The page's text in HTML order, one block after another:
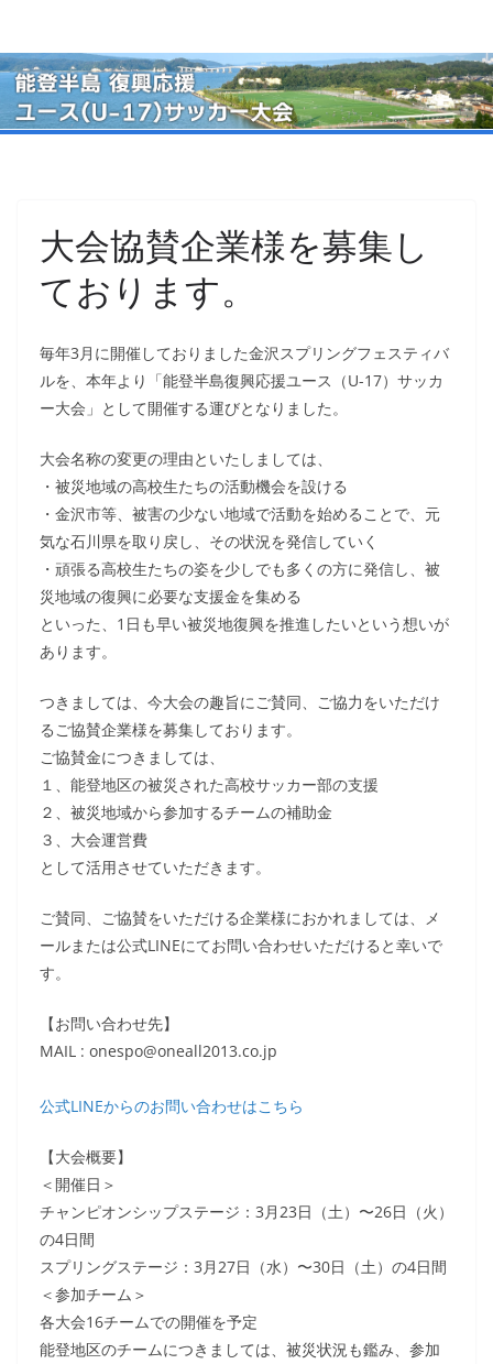
テ
ツ
大会協賛企業様を募集し
ております。
毎年3月に開催しておりました金沢スプリングフェスティバ
ルを、本年より「能登半島復興応援ユース（U-17）サッカ
ー大会」として開催する運びとなりました。
大会名称の変更の理由といたしましては、
・被災地域の高校生たちの活動機会を設ける
・金沢市等、被害の少ない地域で活動を始めることで、元
気な石川県を取り戻し、その状況を発信していく
・頑張る高校生たちの姿を少しでも多くの方に発信し、被
災地域の復興に必要な支援金を集める
といった、1日も早い被災地復興を推進したいという想いが
あります。
つきましては、今大会の趣旨にご賛同、ご協力をいただけ
るご協賛企業様を募集しております。
ご協賛金につきましては、
１、能登地区の被災された高校サッカー部の支援
２、被災地域から参加するチームの補助金
３、大会運営費
として活用させていただきます。
ご賛同、ご協賛をいただける企業様におかれましては、メ
ールまたは公式LINEにてお問い合わせいただけると幸いで
す。
【お問い合わせ先】
MAIL : onespo@oneall2013.co.jp
公式LINEからのお問い合わせはこちら
【大会概要】
＜開催日＞
チャンピオンシップステージ：3月23日（土）〜26日（火）
の4日間
スプリングステージ：3月27日（水）〜30日（土）の4日間
＜参加チーム＞
各大会16チームでの開催を予定
能登地区のチームにつきましては、被災状況も鑑み、参加